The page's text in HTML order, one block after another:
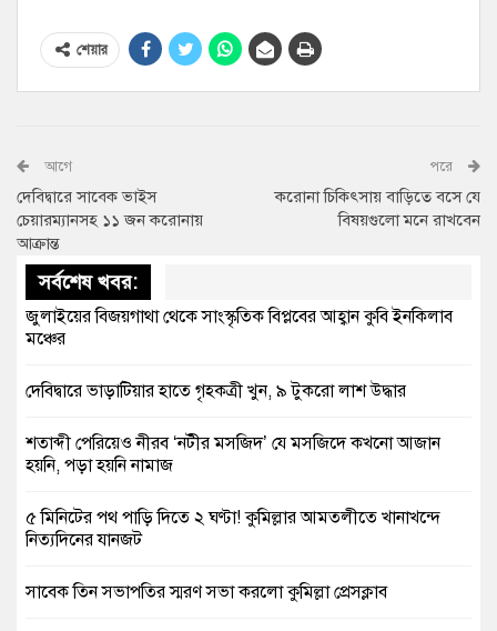
শেয়ার
আগে
দেবিদ্বারে সাবেক ভাইস
চেয়ারম্যানসহ ১১ জন করোনায়
আক্রান্ত
পরে
করোনা চিকিৎসায় বাড়িতে বসে যে
বিষয়গুলো মনে রাখবেন
সর্বশেষ খবর:
জুলাইয়ের বিজয়গাথা থেকে সাংস্কৃতিক বিপ্লবের আহ্বান কুবি ইনকিলাব
মঞ্চের
দেবিদ্বারে ভাড়াটিয়ার হাতে গৃহকত্রী খুন, ৯ টুকরো লাশ উদ্ধার
শতাব্দী পেরিয়েও নীরব ‘নটীর মসজিদ’ যে মসজিদে কখনো আজান
হয়নি, পড়া হয়নি নামাজ
৫ মিনিটের পথ পাড়ি দিতে ২ ঘণ্টা! কুমিল্লার আমতলীতে খানাখন্দে
নিত্যদিনের যানজট
সাবেক তিন সভাপতির স্মরণ সভা করলো কুমিল্লা প্রেসক্লাব